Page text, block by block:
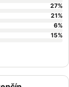
27%
21%
6%
15%